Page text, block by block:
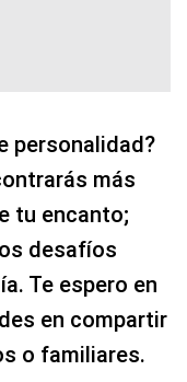
personalidad?
más
tu encanto;
desafíos
Te espero en
en compartir
o familiares.